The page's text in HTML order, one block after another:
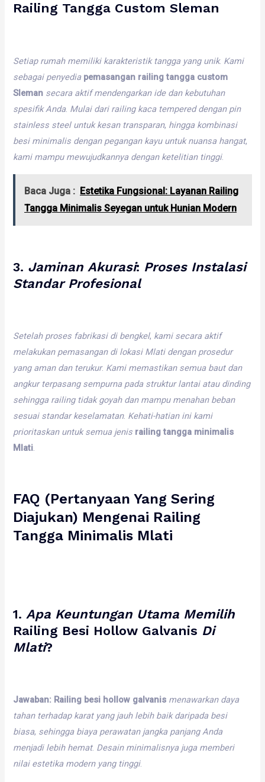
Railing Tangga Custom Sleman
Setiap rumah memiliki karakteristik tangga yang unik. Kami
sebagai penyedia pemasangan railing tangga custom
Sleman secara aktif mendengarkan ide dan kebutuhan
spesifik Anda. Mulai dari railing kaca tempered dengan pin
stainless steel untuk kesan transparan, hingga kombinasi
besi minimalis dengan pegangan kayu untuk nuansa hangat,
kami mampu mewujudkannya dengan ketelitian tinggi.
Baca Juga : Estetika Fungsional: Layanan Railing
Tangga Minimalis Seyegan untuk Hunian Modern
3. Jaminan Akurasi: Proses Instalasi
Standar Profesional
Setelah proses fabrikasi di bengkel, kami secara aktif
melakukan pemasangan di lokasi Mlati dengan prosedur
yang aman dan terukur. Kami memastikan semua baut dan
angkur terpasang sempurna pada struktur lantai atau dinding
sehingga railing tidak goyah dan mampu menahan beban
sesuai standar keselamatan. Kehati-hatian ini kami
prioritaskan untuk semua jenis railing tangga minimalis
Mlati.
FAQ (Pertanyaan Yang Sering
Diajukan) Mengenai Railing
Tangga Minimalis Mlati
1. Apa Keuntungan Utama Memilih
Railing Besi Hollow Galvanis Di
Mlati?
Jawaban: Railing besi hollow galvanis menawarkan daya
tahan terhadap karat yang jauh lebih baik daripada besi
biasa, sehingga biaya perawatan jangka panjang Anda
menjadi lebih hemat. Desain minimalisnya juga memberi
nilai estetika modern yang tinggi.